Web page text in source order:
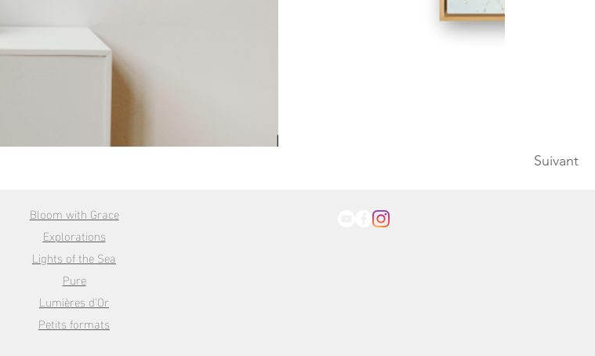
Suivant
Bloom with Grace
Explorations
Lights of the Sea
Pure
Lumières d'Or
Petits formats